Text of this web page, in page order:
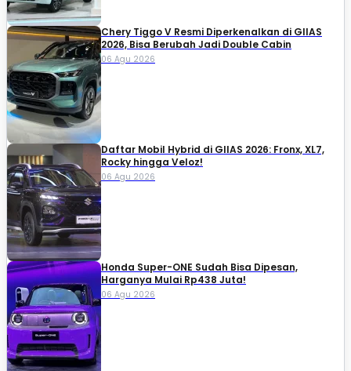
Chery Tiggo V Resmi Diperkenalkan di GIIAS
2026, Bisa Berubah Jadi Double Cabin
06 Agu 2026
Daftar Mobil Hybrid di GIIAS 2026: Fronx, XL7,
Rocky hingga Veloz!
06 Agu 2026
Honda Super-ONE Sudah Bisa Dipesan,
Harganya Mulai Rp438 Juta!
06 Agu 2026